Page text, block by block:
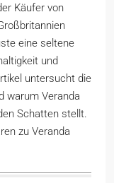
Käufer von
eine seltene
und
untersucht die
warum Veranda
Schatten stellt.
zu Veranda